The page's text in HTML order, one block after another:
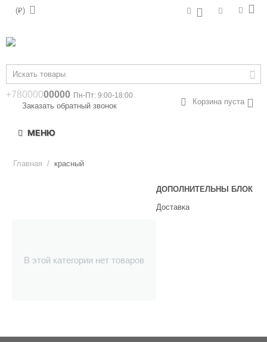
(₽)
+78000000000 Пн-Пт: 9:00-18:00
Заказать обратный звонок Корзина пуста
МЕНЮ
Главная / красный
В этой категории нет товаров
ДОПОЛНИТЕЛЬНЫ БЛОК
Доставка